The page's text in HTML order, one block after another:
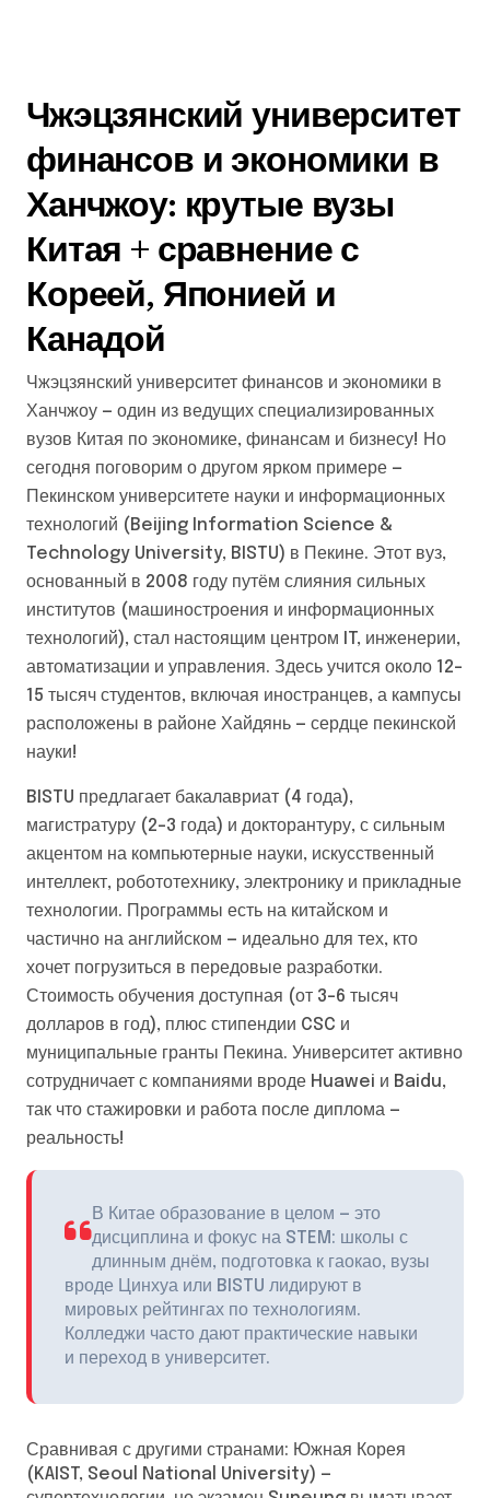
Чжэцзянский университет
финансов и экономики в
Ханчжоу: крутые вузы
Китая + сравнение с
Кореей, Японией и
Канадой
Чжэцзянский университет финансов и экономики в
Ханчжоу — один из ведущих специализированных
вузов Китая по экономике, финансам и бизнесу! Но
сегодня поговорим о другом ярком примере —
Пекинском университете науки и информационных
технологий (Beijing Information Science &
Technology University, BISTU) в Пекине. Этот вуз,
основанный в 2008 году путём слияния сильных
институтов (машиностроения и информационных
технологий), стал настоящим центром IT, инженерии,
автоматизации и управления. Здесь учится около 12–
15 тысяч студентов, включая иностранцев, а кампусы
расположены в районе Хайдянь — сердце пекинской
науки!
BISTU предлагает бакалавриат (4 года),
магистратуру (2–3 года) и докторантуру, с сильным
акцентом на компьютерные науки, искусственный
интеллект, робототехнику, электронику и прикладные
технологии. Программы есть на китайском и
частично на английском — идеально для тех, кто
хочет погрузиться в передовые разработки.
Стоимость обучения доступная (от 3–6 тысяч
долларов в год), плюс стипендии CSC и
муниципальные гранты Пекина. Университет активно
сотрудничает с компаниями вроде Huawei и Baidu,
так что стажировки и работа после диплома —
реальность!
В Китае образование в целом — это
дисциплина и фокус на STEM: школы с
длинным днём, подготовка к гаокао, вузы
вроде Цинхуа или BISTU лидируют в
мировых рейтингах по технологиям.
Колледжи часто дают практические навыки
и переход в университет.
Сравнивая с другими странами: Южная Корея
(KAIST, Seoul National University) —